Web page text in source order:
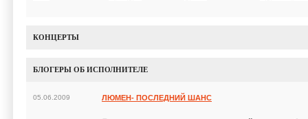
КОНЦЕРТЫ
БЛОГЕРЫ ОБ ИСПОЛНИТЕЛЕ
05.06.2009 ЛЮМЕН- ПОСЛЕДНИЙ ШАНС